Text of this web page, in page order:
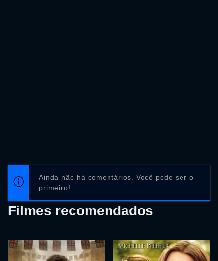
Ainda não há comentários. Você pode ser o
primeiro!
Filmes recomendados